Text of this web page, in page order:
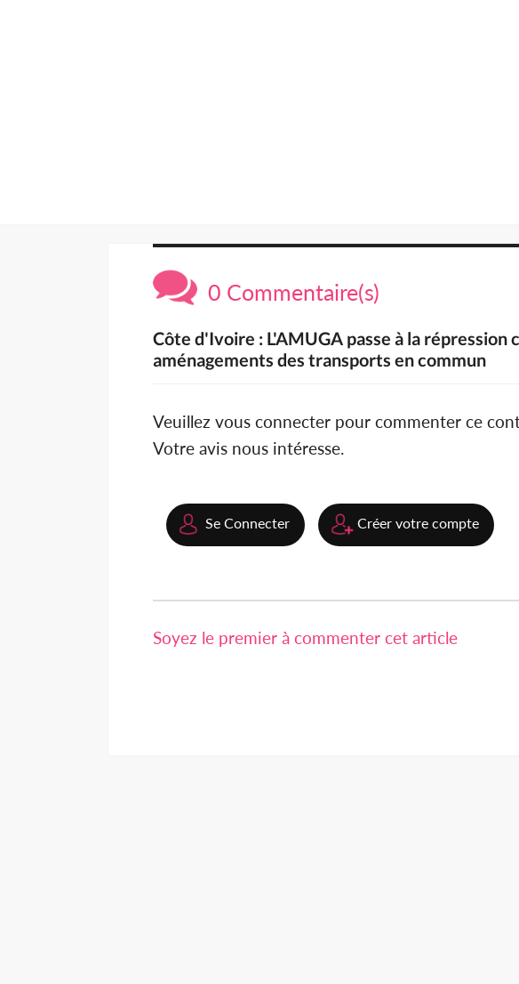
0 Commentaire(s)
Côte d'Ivoire : L'AMUGA passe à la
aménagements des transports en commun
Veuillez vous connecter pour commenter ce
Votre avis nous intéresse.
Se Connecter Créer votre compte
Soyez le premier à commenter cet article